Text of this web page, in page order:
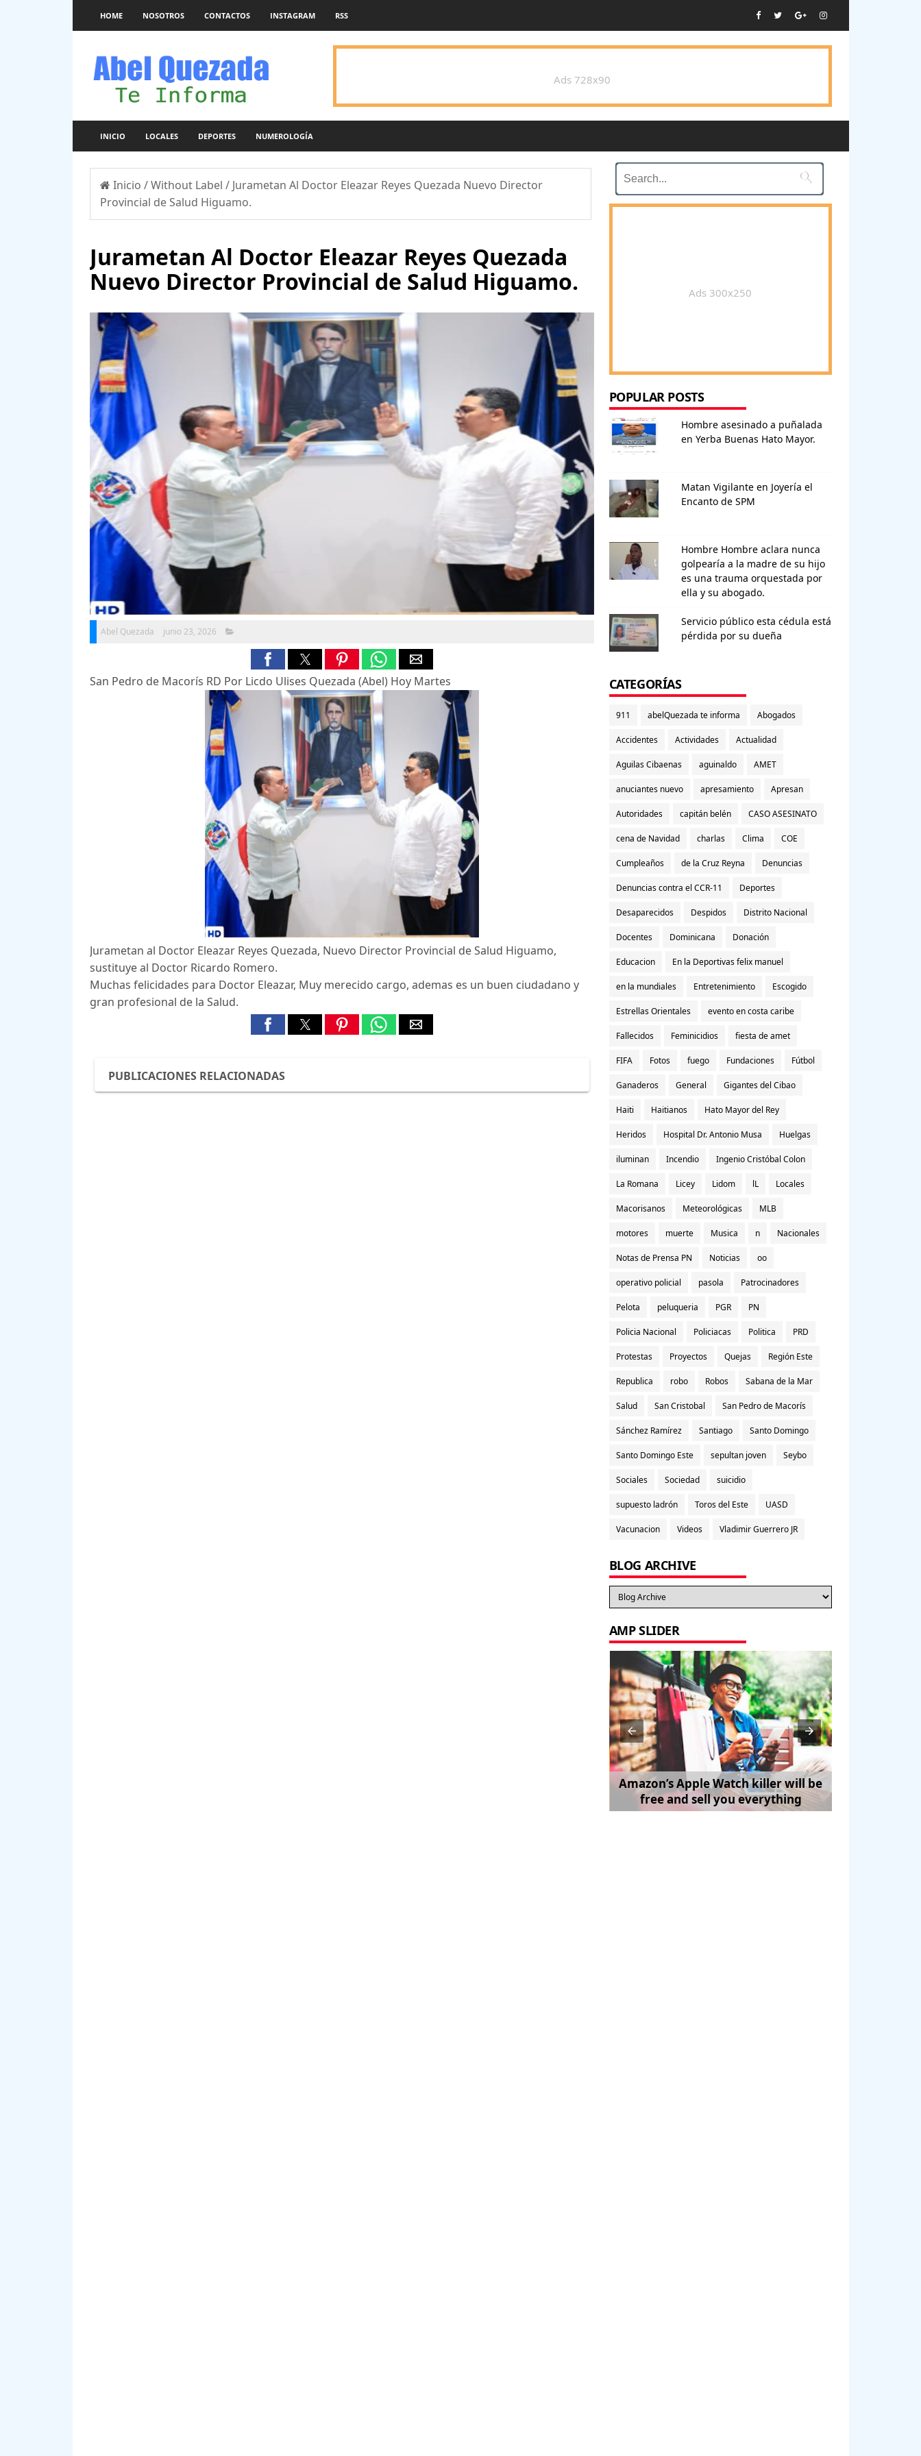
HOME NOSOTROS CONTACTOS INSTAGRAM RSS
Ads 728x90
INICIO LOCALES DEPORTES NUMEROLOGÍA
Inicio /Without Label / Jurametan Al Doctor Eleazar Reyes Quezada Nuevo Director
Provincial de Salud Higuamo.
Jurametan Al Doctor Eleazar Reyes Quezada
Nuevo Director Provincial de Salud Higuamo.
Abel Quezada junio 23, 2026
San Pedro de Macorís RD Por Licdo Ulises Quezada (Abel) Hoy Martes
Jurametan al Doctor Eleazar Reyes Quezada, Nuevo Director Provincial de Salud Higuamo,
sustituye al Doctor Ricardo Romero.
Muchas felicidades para Doctor Eleazar, Muy merecido cargo, ademas es un buen ciudadano y
gran profesional de la Salud.
PUBLICACIONES RELACIONADAS

Ads 300x250
POPULAR POSTS
Hombre asesinado a puñalada
en Yerba Buenas Hato Mayor.
Matan Vigilante en Joyería el
Encanto de SPM
Hombre Hombre aclara nunca
golpearía a la madre de su hijo
es una trauma orquestada por
ella y su abogado.
Servicio público esta cédula está
pérdida por su dueña
CATEGORÍAS
911 abelQuezada te informa Abogados
Accidentes Actividades Actualidad
Aguilas Cibaenas aguinaldo AMET
anuciantes nuevo apresamiento Apresan
Autoridades capitán belén CASO ASESINATO
cena de Navidad charlas Clima COE
Cumpleaños de la Cruz Reyna Denuncias
Denuncias contra el CCR-11 Deportes
Desaparecidos Despidos Distrito Nacional
Docentes Dominicana Donación
Educacion En la Deportivas felix manuel
en la mundiales Entretenimiento Escogido
Estrellas Orientales evento en costa caribe
Fallecidos Feminicidios fiesta de amet
FIFA Fotos fuego Fundaciones Fútbol
Ganaderos General Gigantes del Cibao
Haiti Haitianos Hato Mayor del Rey
Heridos Hospital Dr. Antonio Musa Huelgas
iluminan Incendio Ingenio Cristóbal Colon
La Romana Licey Lidom lL Locales
Macorisanos Meteorológicas MLB
motores muerte Musica n Nacionales
Notas de Prensa PN Noticias oo
operativo policial pasola Patrocinadores
Pelota peluqueria PGR PN
Policia Nacional Policiacas Politica PRD
Protestas Proyectos Quejas Región Este
Republica robo Robos Sabana de la Mar
Salud San Cristobal San Pedro de Macorís
Sánchez Ramírez Santiago Santo Domingo
Santo Domingo Este sepultan joven Seybo
Sociales Sociedad suicidio
supuesto ladrón Toros del Este UASD
Vacunacion Videos Vladimir Guerrero JR
BLOG ARCHIVE
AMP SLIDER
Amazon’s Apple Watch killer will be
free and sell you everything